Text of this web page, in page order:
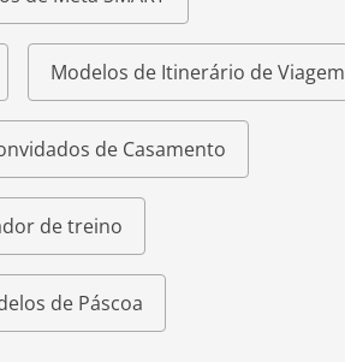
Modelos de Itinerário de Viagem
de Casamento
de treino
de Páscoa